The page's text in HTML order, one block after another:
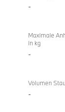
-
Maximale
in kg
-
Volumen
-